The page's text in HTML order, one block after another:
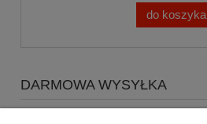
do koszyka
DARMOWA WYSYŁKA